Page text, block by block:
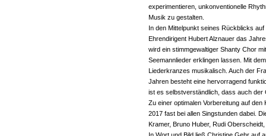
experimentieren, unkonventionelle
Musik zu gestalten.
In den Mittelpunkt seines Rückblicks
Ehrendirigent Hubert Alznauer das
wird ein stimmgewaltiger Shanty Chor
Seemannlieder erklingen lassen. Mit
Liederkranzes musikalisch. Auch der
Jahren besteht eine hervorragend
ist es selbstverständlich, dass auch
Zu einer optimalen Vorbereitung auf
2017 fast bei allen Singstunden dabei.
Kramer, Bruno Huber, Rudi